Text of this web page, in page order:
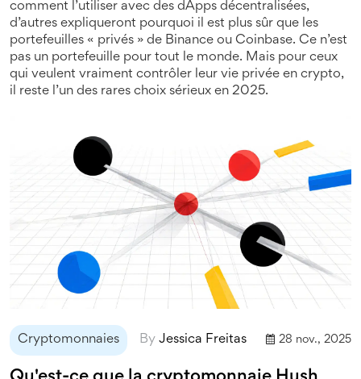
comment l’utiliser avec des dApps décentralisées,
d’autres expliqueront pourquoi il est plus sûr que les
portefeuilles « privés » de Binance ou Coinbase. Ce n’est
pas un portefeuille pour tout le monde. Mais pour ceux
qui veulent vraiment contrôler leur vie privée en crypto,
il reste l’un des rares choix sérieux en 2025.
Cryptomonnaies By Jessica Freitas 28 nov., 2025